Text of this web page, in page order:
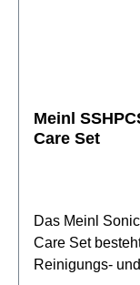
Meinl
Care Set
Das Meinl
Care Set
Reinigungs-